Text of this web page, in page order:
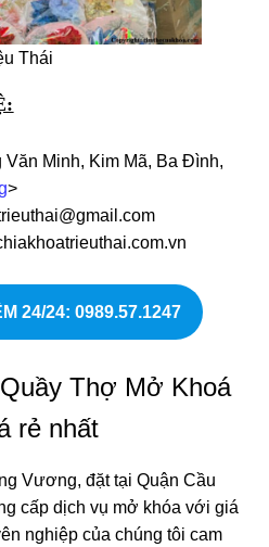
Thái
Văn Minh, Kim Mã, Ba Đình,
>
24/24: 0989.57.1247
Thợ Mở Khoá
rẻ nhất
Vương, đặt tại Quận Cầu
cấp dịch vụ mở khóa với giá
nghiệp của chúng tôi cam